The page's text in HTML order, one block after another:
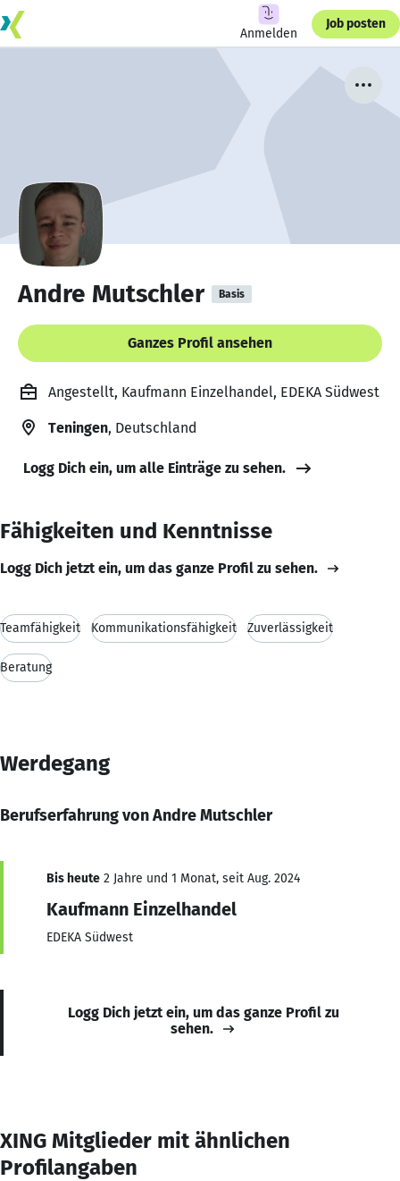
Anmelden
Job posten
Andre Mutschler Basis
Ganzes Profil ansehen
Angestellt, Kaufmann Einzelhandel, EDEKA Südwest
Teningen, Deutschland
Logg Dich ein, um alle Einträge zu sehen.
Fähigkeiten und Kenntnisse
Logg Dich jetzt ein, um das ganze Profil zu sehen.
Teamfähigkeit Kommunikationsfähigkeit Zuverlässigkeit
Beratung
Werdegang
Berufserfahrung von Andre Mutschler
Bis heute 2 Jahre und 1 Monat, seit Aug. 2024
Kaufmann Einzelhandel
EDEKA Südwest
Logg Dich jetzt ein, um das ganze Profil zu
sehen.
XING Mitglieder mit ähnlichen
Profilangaben